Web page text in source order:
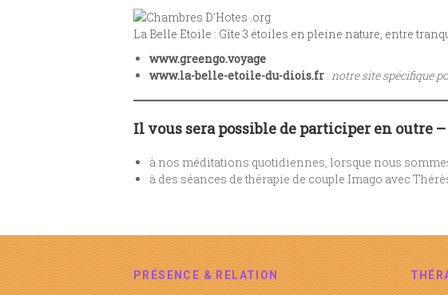
La Belle Etoile : Gîte 3 étoiles en pleine nature, entre
www.greengo.voyage
www.la-belle-etoile-du-diois.fr : notre site spécifique
Il vous sera possible de participer en outre
à nos méditations quotidiennes, lorsque nous
à des séances de thérapie de couple Imago avec
PRÉSENCE & RELATION